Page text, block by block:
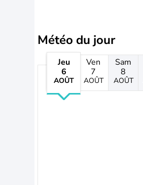
Météo du jour
Jeu
6
AOÛT
Ven
7
AOÛT
Sam
8
AOÛT